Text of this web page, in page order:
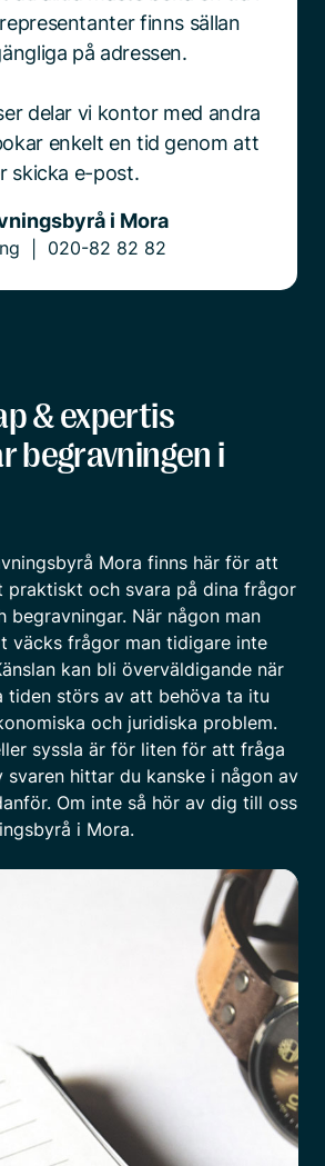
finns sällan
på adressen.
delar vi kontor med andra
enkelt en tid genom att
skicka e-post.
i Mora
020-82 82 82
& expertis
begravningen i
Mora finns här för att
praktiskt och svara på dina frågor
begravningar. När någon man
väcks frågor man tidigare inte
kan bli överväldigande när
tiden störs av att behöva ta itu
och juridiska problem.
syssla är för liten för att fråga
svaren hittar du kanske i någon av
Om inte så hör av dig till oss
i Mora.